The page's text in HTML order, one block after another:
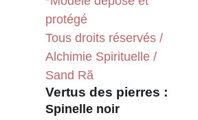
protégé
Tous droits réservés /
Alchimie Spirituelle /
Sand Rã
Vertus des pierres :
Spinelle noir